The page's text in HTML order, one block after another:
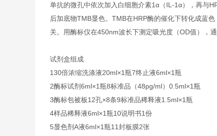
单抗的微孔中依次加入白细胞介素1α（IL-1α），再与
后加底物TMB显色。TMB在HRP酶的催化下转化成蓝
关。用酶标仪在450nm波长下测定吸光度（OD值），
试剂盒组成
130倍浓缩洗涤液20ml×1瓶7终止液6ml×1瓶
2酶标试剂6ml×1瓶8标准品（48pg/ml）0.5ml×1瓶
3酶标包被板12孔×8条9标准品稀释液1.5ml×1瓶
4样品稀释液6ml×1瓶10说明书1份
5显色剂A液6ml×1瓶11封板膜2张